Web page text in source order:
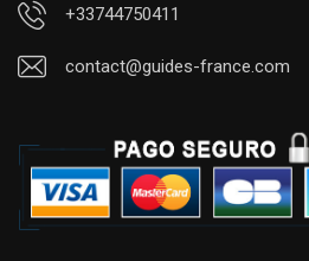
+33744750411
contact@guides-france.com